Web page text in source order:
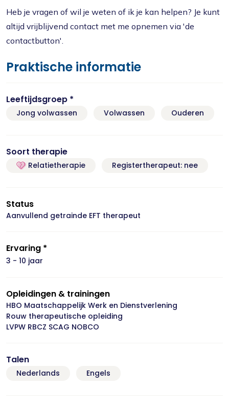
Heb je vragen of wil je weten of ik je kan helpen? Je kunt
altijd vrijblijvend contact met me opnemen via 'de
contactbutton'.
Praktische informatie
Leeftijdsgroep *
Jong volwassen Volwassen Ouderen
Soort therapie
Relatietherapie Registertherapeut: nee
Status
Aanvullend getrainde EFT therapeut
Ervaring *
3 - 10 jaar
Opleidingen & trainingen
HBO Maatschappelijk Werk en Dienstverlening
Rouw therapeutische opleiding
LVPW RBCZ SCAG NOBCO
Talen
Nederlands Engels